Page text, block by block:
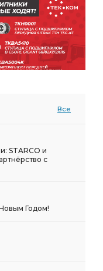
Все
STARCO и
с
Годом!